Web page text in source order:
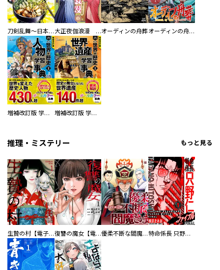
刀剣乱舞～日本号つれづれ酒～ 大正夜伽浪漫 －金曜日の花嫁—オーディンの舟葬 オーディンの舟葬 分冊版
増補改訂版 学研まんが NEW世界の歴史 別巻 人物学習事典 増補改訂版 学研まんが NEW世界の歴史 別巻 世界遺産学習事典
推理・ミステリー もっと見る
生贄の村【電子単行本版】 復讐の魔女【電子単行本版】 優柔不断な閻魔さま 特命係長 只野仁ファイナル 愛蔵版